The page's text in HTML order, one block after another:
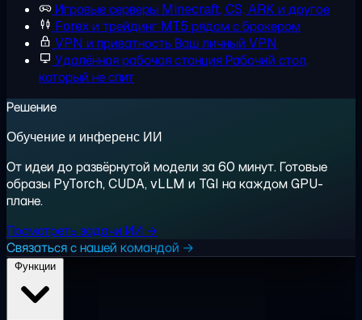
Игровые серверы Minecraft, CS, ARK и другое
Forex и трейдинг MT5 рядом с брокером
VPN и приватностьВаш личный VPN
Удалённая рабочая станцияРабочий стол,
который не спит
Решение
Обучение и инференс ИИ
От идеи до развёрнутой модели за 60 минут. Готовые
образы PyTorch, CUDA, vLLM и TGI на каждом GPU-
плане.
Посмотреть задачи ИИ →
Связаться с нашей командой →